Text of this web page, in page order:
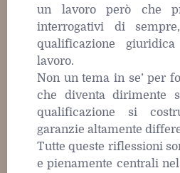
un lavoro però che
interrogativi di
qualificazione
lavoro.
Non un tema in se’ per
che diventa dirimente
qualificazione si
garanzie altamente
Tutte queste riflessioni
e pienamente centrali